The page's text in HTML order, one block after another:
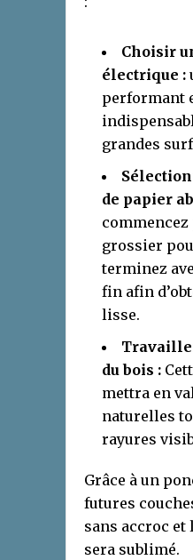
Choisir
électrique :
performant
grandes
de papier
grossier
terminez
fin afin
lisse.
du bois :
mettra en
naturelles
rayures
Grâce à un
futures
sans accroc et
sera sublimé.